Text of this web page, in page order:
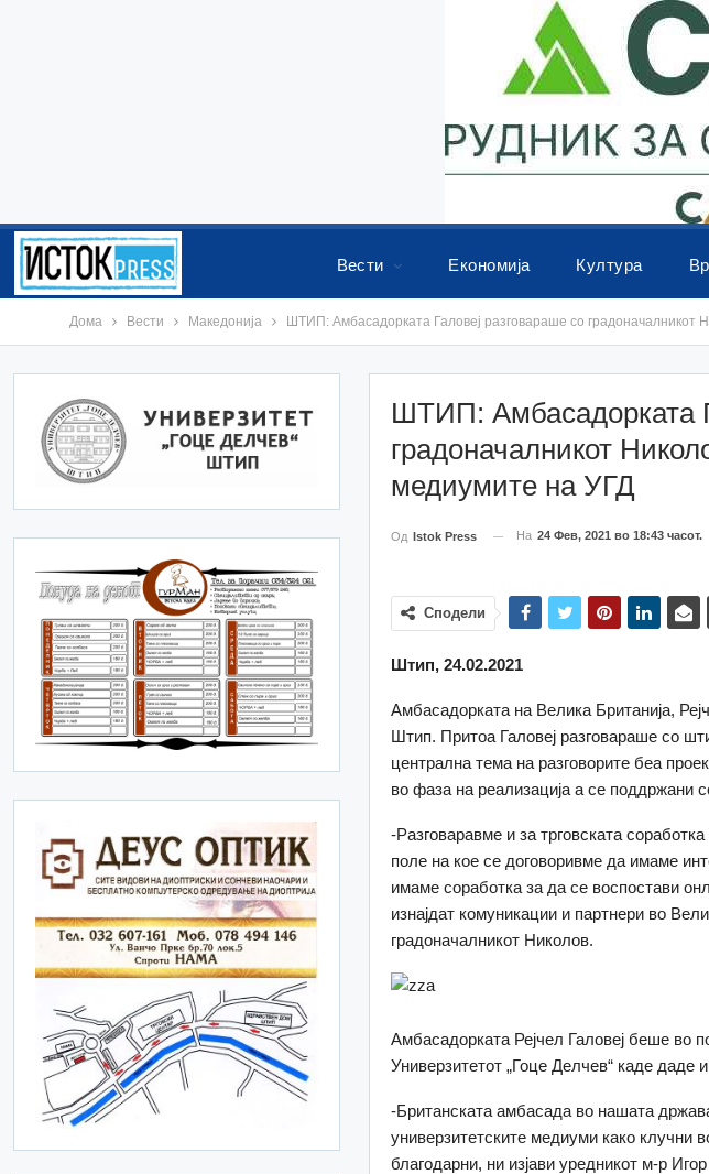
Вести Економија Култура
Дома Вести Македонија ШТИП: Амбасадорката Галовеј разговараше со градоначалникот
ШТИП: Амбасадорката
градоначалникот
медиумите на УГД
Од Istok Press На 24 Фев, 2021 во 18:43 часот.
Сподели
Штип, 24.02.2021
Амбасадорката на Велика Британија,
Штип. Притоа Галовеј разговараше со
централна тема на разговорите беа
во фаза на реализација а се поддржани
-Разговаравме и за трговската
поле на кое се договоривме да имаме
имаме соработка за да се воспостави
изнајдат комуникации и партнери во
градоначалникот Николов.
Амбасадорката Рејчел Галовеј беше во
Универзитетот „Гоце Делчев“ каде даде
-Британската амбасада во нашата
универзитетските медиуми како
благодарни, ни изјави уредникот м-р